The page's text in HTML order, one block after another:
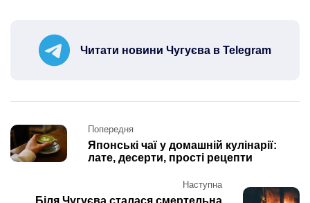
Читати новини Чугуєва в Telegram
Post
navigation
Попередня
Японські чаї у домашній кулінарії:
лате, десерти, прості рецепти
Наступна
Біля Чугуєва сталася смертельна